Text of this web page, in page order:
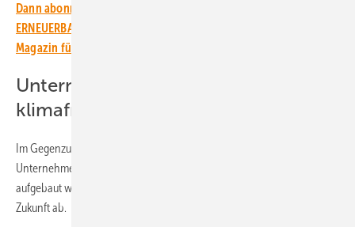
Dann abonnieren Sie einfach den kostenlosen Newsletter von
ERNEUERBARE ENERGIEN – dem größten verbandsunabhängigen
Magazin für erneuerbare Energien in Deutschland!
Unternehmen produzieren
klimafreundlich
Im Gegenzug zur staatlichen Absicherung der Investition legen die
Unternehmen Standorte fest, wo die klimaneutrale Produktion
aufgebaut werden soll. Sie sichern zudem deren Betrieb für die
Zukunft ab.